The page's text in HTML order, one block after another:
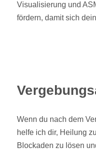
Visualisierung und
fördern, damit sich
Wenn du nach dem
helfe ich dir, Heilung
Blockaden zu lösen